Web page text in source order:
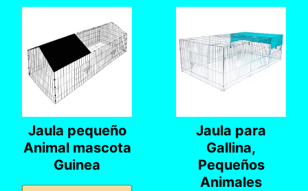
Jaula pequeño
Animal mascota
Guinea
Jaula para
Gallina,
Pequeños
Animales